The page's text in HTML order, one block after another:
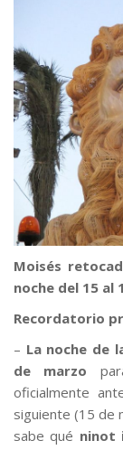
Moisés
noche del 15 al
Recordatorio
– La noche de
de marzo
oficialmente
siguiente (15 de
sabe qué ninot